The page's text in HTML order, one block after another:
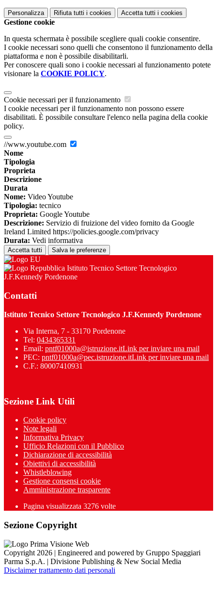
Personalizza Rifiuta tutti i cookies Accetta tutti i cookies
Gestione cookie
In questa schermata è possibile scegliere quali cookie consentire.
I cookie necessari sono quelli che consentono il funzionamento della
piattaforma e non è possibile disabilitarli.
Per conoscere quali sono i cookie necessari al funzionamento potete
visionare la COOKIE POLICY.
Cookie necessari per il funzionamento
I cookie necessari per il funzionamento non possono essere
disabilitati. È possibile consultare l'elenco nella pagina della cookie
policy.
//www.youtube.com
Nome
Tipologia
Proprieta
Descrizione
Durata
Nome: Video Youtube
Tipologia: tecnico
Proprieta: Google Youtube
Descrizione: Servizio di fruizione del video fornito da Google
Ireland Limited https://policies.google.com/privacy
Durata: Vedi informativa
Accetta tutti Salva le preferenze
Istituto Tecnico Settore Tecnologico
J.F.Kennedy Pordenone
Contatti
Istituto Tecnico Settore Tecnologico J.F.Kennedy Pordenone
Via Interna, 7 - 33170 Pordenone
Tel: 0434365331
Email: pntf01000a@istruzione.itLink per inviare una mail
PEC: pntf01000a@pec.istruzione.itLink per inviare una mail
C.F.: 80007410931
Sezione Link Utili
Cookie policy
Note legali
Informativa Privacy
Ufficio Relazioni con il Pubblico
Dichiarazione di accessibilità
Obiettivi di accessibilità
Whistleblowing
Gestione consensi cookie
Amministrazione trasparente
Pagina visualizzata 3276 volte
Sezione Copyright
Copyright 2026 | Engineered and powered by Gruppo Spaggiari
Parma S.p.A. | Divisione Publishing & New Social Media
Disclaimer trattamento dati personali